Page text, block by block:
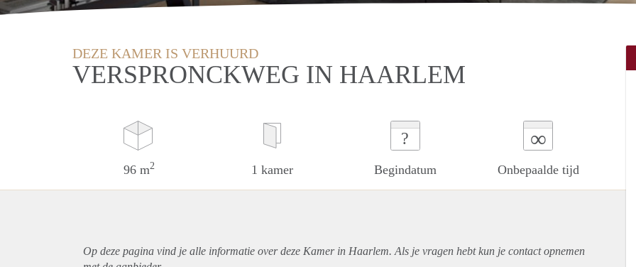
DEZE KAMER IS VERHUURD
VERSPRONCKWEG IN HAARLEM
96 m2 1 kamer
?
Begindatum
∞
Onbepaalde tijd
Op deze pagina vind je alle informatie over deze Kamer in Haarlem. Als je vragen hebt kun je contact opnemen